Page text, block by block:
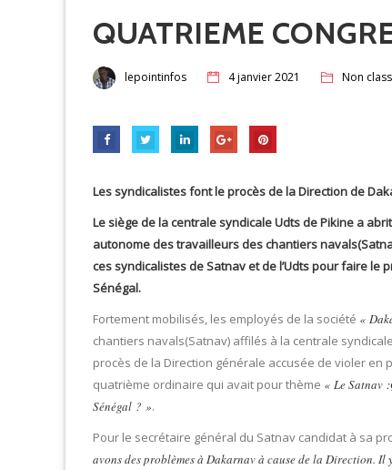
QUATRIEME
lepointinfos 4 janvier 2021 Non
Les syndicalistes font le procès de la Direction de
Le siège de la centrale syndicale Udts de Pikine a
autonome des travailleurs des chantiers
ces syndicalistes de Satnav et de l’Udts pour faire le
Sénégal.
Fortement mobilisés, les employés de la société «
chantiers navals(Satnav) affilés à la centrale
procès de la Direction générale accusée de violer
quatrième ordinaire qui avait pour thème « Le Satnav
Sénégal ? ».
Pour le secrétaire général du Satnav candidat à sa
avons des problèmes à Dakarnav à cause de la Direction.